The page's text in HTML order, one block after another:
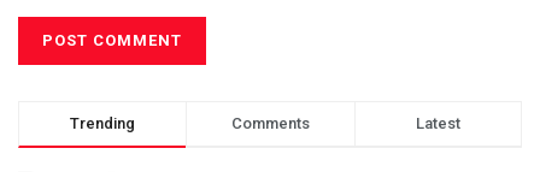
Trending Comments Latest